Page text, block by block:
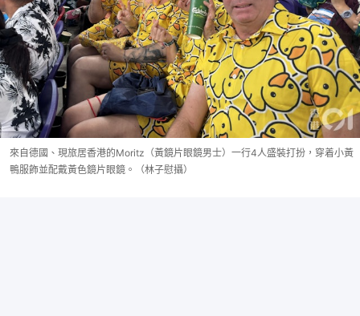
來自德國、現旅居香港的Moritz（黃鏡片眼鏡男士）一行4人盛裝打扮，穿着小黃
鴨服飾並配戴黃色鏡片眼鏡。（林子慰攝）